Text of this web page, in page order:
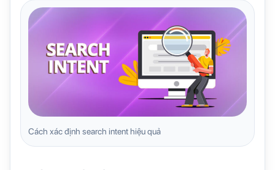
Cách xác định search intent hiệu quả